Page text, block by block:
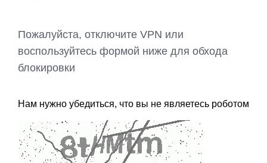
Пожалуйста, отключите VPN или
воспользуйтесь формой ниже для обхода
блокировки
Нам нужно убедиться, что вы не являетесь роботом